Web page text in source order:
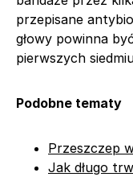
przepisane
głowy powinna
pierwszych
Podobne tematy
Przeszczep
Jak długo